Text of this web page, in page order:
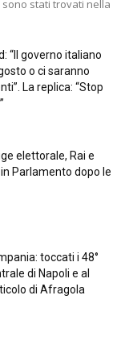
stati trovati nella
“Il governo italiano
o ci saranno
La replica: “Stop
elettorale, Rai e
Parlamento dopo le
toccati i 48°
di Napoli e al
di Afragola